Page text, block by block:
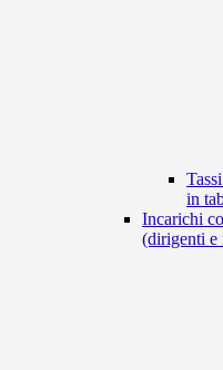
in
Incarichi
(dirigenti e